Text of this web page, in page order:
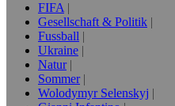
FIFA
Gesellschaft & Politik
Fussball
Ukraine
Natur
Sommer
Wolodymyr Selenskyj